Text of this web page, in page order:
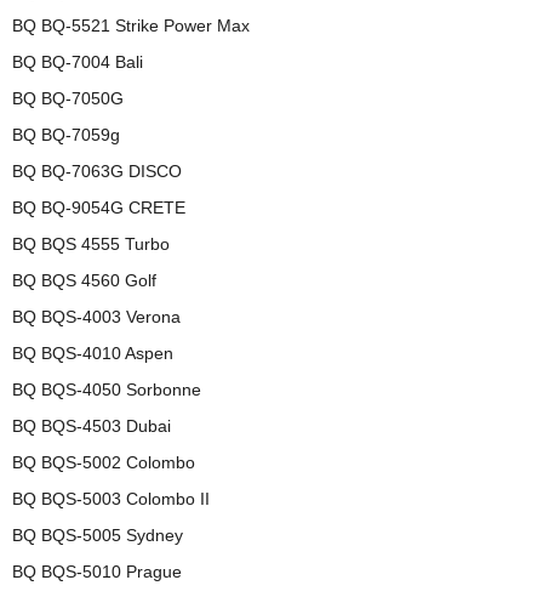
BQ BQ-5521 Strike Power Max
BQ BQ-7004 Bali
BQ BQ-7050G
BQ BQ-7059g
BQ BQ-7063G DISCO
BQ BQ-9054G CRETE
BQ BQS 4555 Turbo
BQ BQS 4560 Golf
BQ BQS-4003 Verona
BQ BQS-4010 Aspen
BQ BQS-4050 Sorbonne
BQ BQS-4503 Dubai
BQ BQS-5002 Colombo
BQ BQS-5003 Colombo II
BQ BQS-5005 Sydney
BQ BQS-5010 Prague